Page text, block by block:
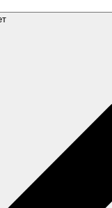
Манжет